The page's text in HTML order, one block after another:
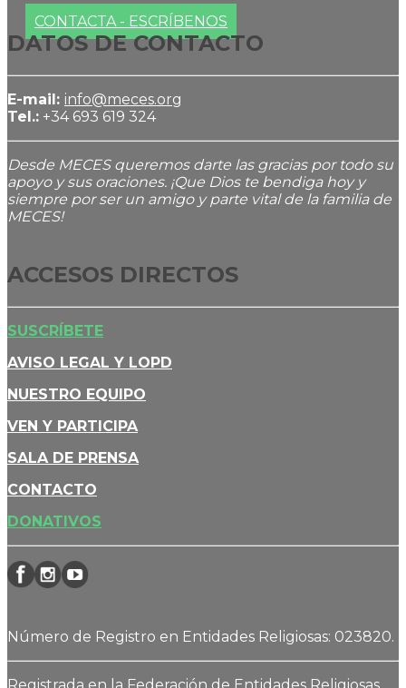
CONTACTA - ESCRÍBENOS
DATOS DE CONTACTO
E-mail: info@meces.org
Tel.: +34 693 619 324
Desde MECES queremos darte las gracias por todo su
apoyo y sus oraciones. ¡Que Dios te bendiga hoy y
siempre por ser un amigo y parte vital de la familia de
MECES!
ACCESOS DIRECTOS
SUSCRÍBETE
AVISO LEGAL Y LOPD
NUESTRO EQUIPO
VEN Y PARTICIPA
SALA DE PRENSA
CONTACTO
DONATIVOS
Número de Registro en Entidades Religiosas: 023820.